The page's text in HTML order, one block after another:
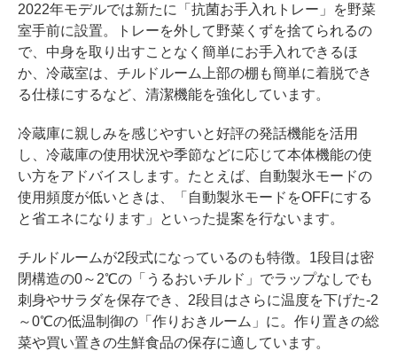
2022年モデルでは新たに「抗菌お手入れトレー」を野菜
室手前に設置。トレーを外して野菜くずを捨てられるの
で、中身を取り出すことなく簡単にお手入れできるほ
か、冷蔵室は、チルドルーム上部の棚も簡単に着脱でき
る仕様にするなど、清潔機能を強化しています。
冷蔵庫に親しみを感じやすいと好評の発話機能を活用
し、冷蔵庫の使用状況や季節などに応じて本体機能の使
い方をアドバイスします。たとえば、自動製氷モードの
使用頻度が低いときは、「自動製氷モードをOFFにする
と省エネになります」といった提案を行ないます。
チルドルームが2段式になっているのも特徴。1段目は密
閉構造の0～2℃の「うるおいチルド」でラップなしでも
刺身やサラダを保存でき、2段目はさらに温度を下げた-2
～0℃の低温制御の「作りおきルーム」に。作り置きの総
菜や買い置きの生鮮食品の保存に適しています。